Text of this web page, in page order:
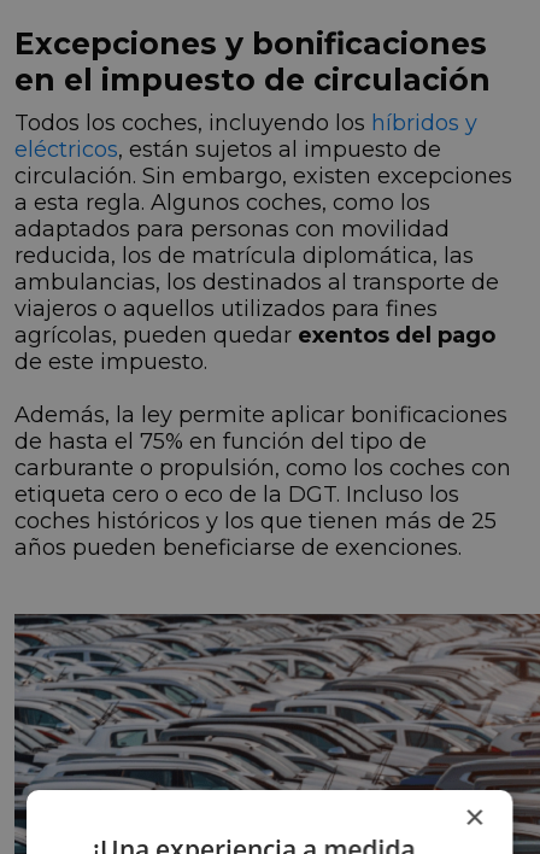
Excepciones y bonificaciones
en el impuesto de circulación
Todos los coches, incluyendo los híbridos y
eléctricos, están sujetos al impuesto de
circulación. Sin embargo, existen excepciones
a esta regla. Algunos coches, como los
adaptados para personas con movilidad
reducida, los de matrícula diplomática, las
ambulancias, los destinados al transporte de
viajeros o aquellos utilizados para fines
agrícolas, pueden quedar exentos del pago
de este impuesto.
Además, la ley permite aplicar bonificaciones
de hasta el 75% en función del tipo de
carburante o propulsión, como los coches con
etiqueta cero o eco de la DGT. Incluso los
coches históricos y los que tienen más de 25
años pueden beneficiarse de exenciones.
×